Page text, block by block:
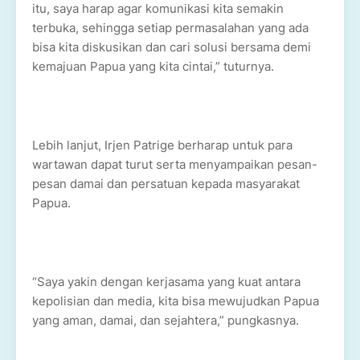
itu, saya harap agar komunikasi kita semakin
terbuka, sehingga setiap permasalahan yang ada
bisa kita diskusikan dan cari solusi bersama demi
kemajuan Papua yang kita cintai,” tuturnya.
Lebih lanjut, Irjen Patrige berharap untuk para
wartawan dapat turut serta menyampaikan pesan-
pesan damai dan persatuan kepada masyarakat
Papua.
“Saya yakin dengan kerjasama yang kuat antara
kepolisian dan media, kita bisa mewujudkan Papua
yang aman, damai, dan sejahtera,” pungkasnya.